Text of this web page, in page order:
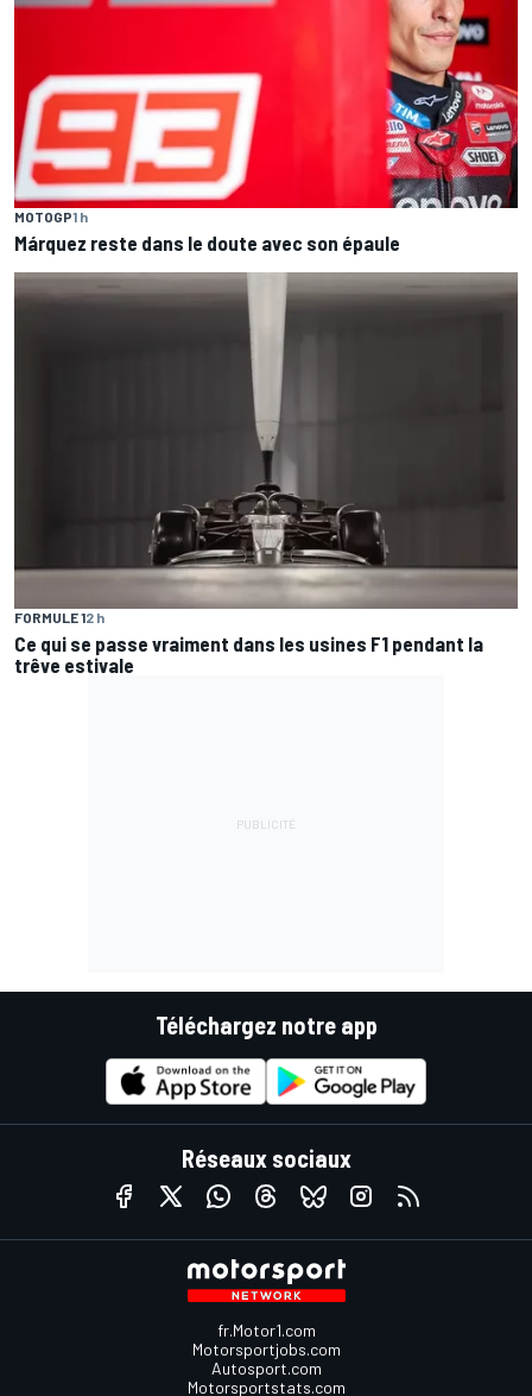
MOTOGP1 h
Márquez reste dans le doute avec son épaule
FORMULE 12 h
Ce qui se passe vraiment dans les usines F1 pendant la
trêve estivale
Téléchargez notre app
Réseaux sociaux
fr.Motor1.com
Motorsportjobs.com
Autosport.com
Motorsportstats.com